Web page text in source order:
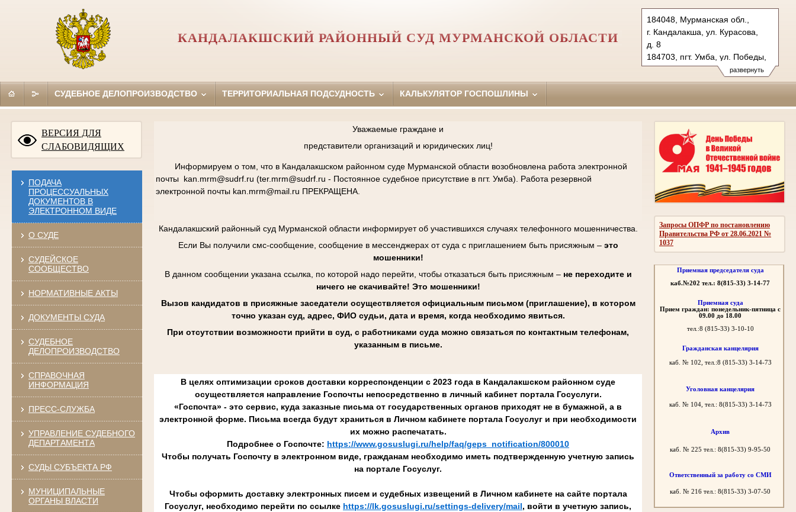
развернуть
184048, Мурманская обл.,
г. Кандалакша, ул. Курасова,
д. 8
184703, пгт. Умба, ул. Победы,
д. 23
Тел.: (81533) 3-10-10, 3-14-73,
kan.mrm@sudrf.ru
КАНДАЛАКШСКИЙ РАЙОННЫЙ СУД МУРМАНСКОЙ ОБЛАСТИ
СУДЕБНОЕ ДЕЛОПРОИЗВОДСТВО ТЕРРИТОРИАЛЬНАЯ ПОДСУДНОСТЬ КАЛЬКУЛЯТОР ГОСПОШЛИНЫ
ВЕРСИЯ ДЛЯ
СЛАБОВИДЯЩИХ
ПОДАЧА
ПРОЦЕССУАЛЬНЫХ
ДОКУМЕНТОВ В
ЭЛЕКТРОННОМ ВИДЕ
О СУДЕ
СУДЕЙСКОЕ
СООБЩЕСТВО
НОРМАТИВНЫЕ АКТЫ
ДОКУМЕНТЫ СУДА
СУДЕБНОЕ
ДЕЛОПРОИЗВОДСТВО
СПРАВОЧНАЯ
ИНФОРМАЦИЯ
ПРЕСС-СЛУЖБА
УПРАВЛЕНИЕ СУДЕБНОГО
ДЕПАРТАМЕНТА
СУДЫ СУБЪЕКТА РФ
МУНИЦИПАЛЬНЫЕ
ОРГАНЫ ВЛАСТИ
Запросы ОПФР по постановлению
Правительства РФ от 28.06.2021 №
1037
Приемная председателя суда
каб.№202 тел.: 8(815-33) 3-14-77
Приемная суда
Прием граждан: понедельник-пятница с
09.00 до 18.00
тел.:8 (815-33) 3-10-10
Гражданская канцелярия
каб. № 102, тел.:8 (815-33) 3-14-73
Уголовная канцелярия
каб. № 104, тел.: 8(815-33) 3-14-73
Архив
каб. № 225 тел.: 8(815-33) 9-95-50
Ответственный за работу со СМИ
каб. № 216 тел.: 8(815-33) 3-07-50
Уважаемые граждане и
представители организаций и юридических лиц!
Информируем о том, что в Кандалакшском районном суде Мурманской области возобновлена работа электронной
почты kan.mrm@sudrf.ru (ter.mrm@sudrf.ru - Постоянное судебное присутствие в пгт. Умба). Работа резервной
электронной почты kan.mrm@mail.ru ПРЕКРАЩЕНА.
Кандалакшский районный суд Мурманской области информирует об участившихся случаях телефонного мошенничества.
Если Вы получили смс-сообщение, сообщение в мессенджерах от суда с приглашением быть присяжным – это
мошенники!
В данном сообщении указана ссылка, по которой надо перейти, чтобы отказаться быть присяжным – не переходите и
ничего не скачивайте! Это мошенники!
Вызов кандидатов в присяжные заседатели осуществляется официальным письмом (приглашение), в котором
точно указан суд, адрес, ФИО судьи, дата и время, когда необходимо явиться.
При отсутствии возможности прийти в суд, с работниками суда можно связаться по контактным телефонам,
указанным в письме.
В целях оптимизации сроков доставки корреспонденции с 2023 года в Кандалакшском районном суде
осуществляется направление Госпочты непосредственно в личный кабинет портала Госуслуги.
«Госпочта» - это сервис, куда заказные письма от государственных органов приходят не в бумажной, а в
электронной форме. Письма всегда будут храниться в Личном кабинете портала Госуслуг и при необходимости
их можно распечатать.
Подробнее о Госпочте: https://www.gosuslugi.ru/help/faq/geps_notification/800010
Чтобы получать Госпочту в электронном виде, гражданам необходимо иметь подтвержденную учетную запись
на портале Госуслуг.
Чтобы оформить доставку электронных писем и судебных извещений в Личном кабинете на сайте портала
Госуслуг, необходимо перейти по ссылке https://lk.gosuslugi.ru/settings-delivery/mail, войти в учетную запись,